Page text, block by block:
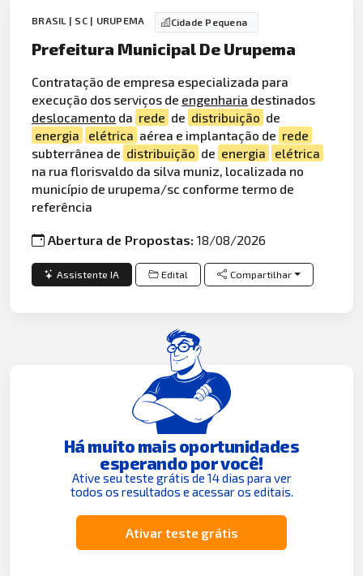
BRASIL | SC | URUPEMA Cidade Pequena
Prefeitura Municipal De Urupema
Contratação de empresa especializada para
execução dos serviços de engenharia destinados
deslocamento da rede de distribuição de
energia
elétrica aérea e implantação de rede
subterrânea de distribuição de energia
elétrica
na rua florisvaldo da silva muniz, localizada no
município de urupema/sc conforme termo de
referência
Abertura de Propostas:18/08/2026
Assistente IA Edital Compartilhar
Há muito mais oportunidades
esperando por você!
Ative seu teste grátis de 14 dias para ver
todos os resultados e acessar os editais.
Ativar teste grátis